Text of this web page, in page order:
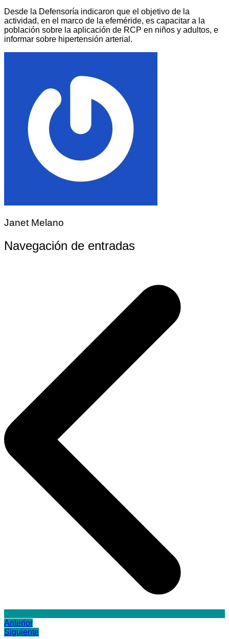
Desde la Defensoría indicaron que el objetivo de la
actividad, en el marco de la efeméride, es capacitar a la
población sobre la aplicación de RCP en niños y adultos, e
informar sobre hipertensión arterial.
Janet Melano
Navegación de entradas
Anterior
Siguiente